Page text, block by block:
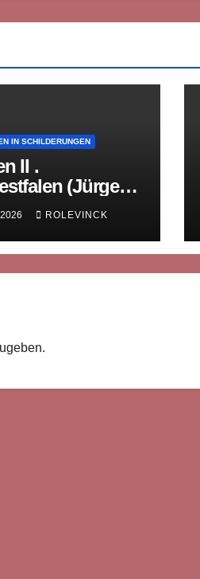
IN SCHILDERUNGEN
II .
(Jürgen
Wense)
ROLEVINCK